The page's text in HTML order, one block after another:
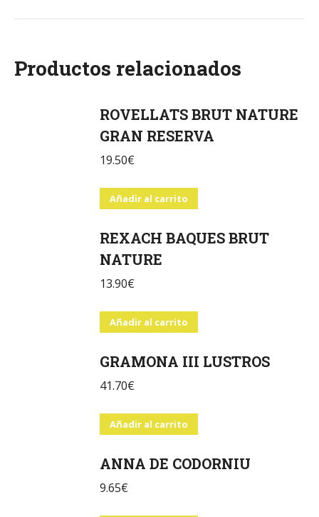
Productos relacionados
ROVELLATS BRUT NATURE
GRAN RESERVA
19.50€
Añadir al carrito
REXACH BAQUES BRUT
NATURE
13.90€
Añadir al carrito
GRAMONA III LUSTROS
41.70€
Añadir al carrito
ANNA DE CODORNIU
9.65€